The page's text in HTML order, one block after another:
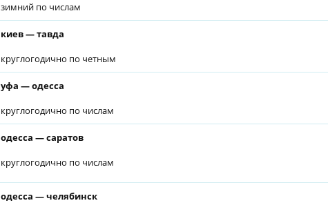
зимний по числам
киев — тавда
круглогодично по четным
уфа — одесса
круглогодично по числам
одесса — саратов
круглогодично по числам
одесса — челябинск